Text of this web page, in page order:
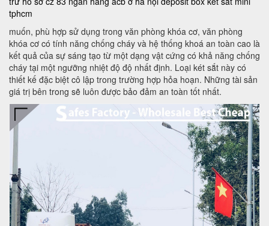
tphcm
muốn, phù hợp sử dụng trong văn phòng khóa cơ, văn phòng
khóa cơ có tính năng chống cháy và hệ thống khoá an toàn cao là
kết quả của sự sáng tạo từ một dạng vật cứng có khả năng chống
cháy tại một ngưỡng nhiệt độ độ nhất định. Loại két sắt này có
thiết kế đặc biệt cô lập trong trường hợp hỏa hoạn. Những tài sản
giá trị bên trong sẽ luôn được bảo đảm an toàn tốt nhất.